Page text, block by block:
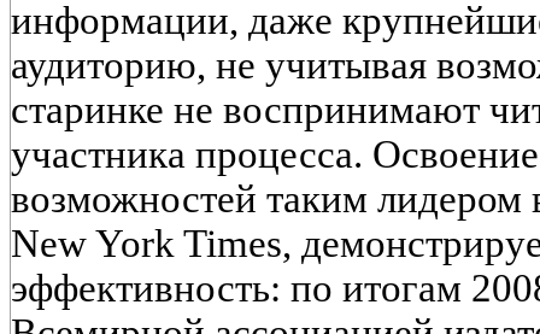
информации, даже
аудиторию, не учитывая
старинке не воспринимают
участника процесса.
возможностей таким лидером
New York Times,
эффективность: по итогам